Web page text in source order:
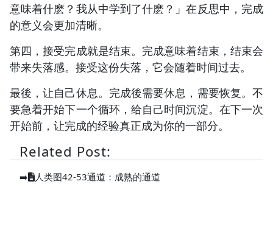
意味着什麽？我从中学到了什麽？」在反思中，完成
的意义会更加清晰。
第四，接受完成就是结束。完成意味着结束，结束会
带来失落感。接受这份失落，它会随着时间过去。
最後，让自己休息。完成後需要休息，需要恢复。不
要急着开始下一个循环，给自己时间沉淀。在下一次
开始前，让完成的经验真正成为你的一部分。
Related Post:
➡️ 人类图42-53通道：成熟的通道